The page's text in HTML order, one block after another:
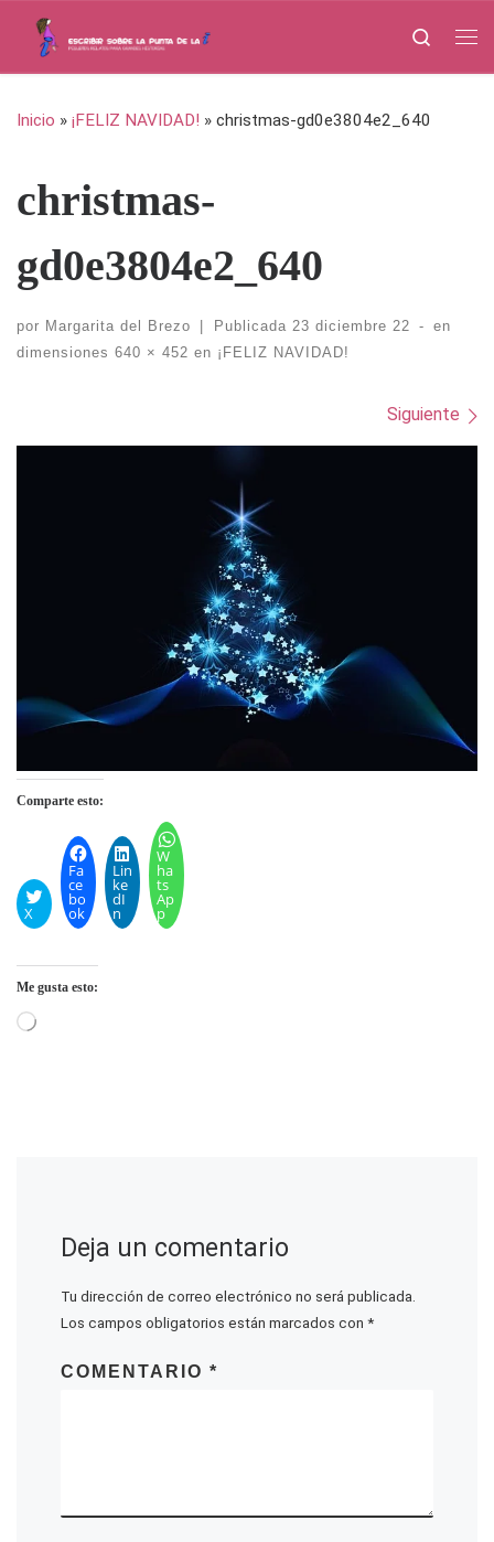
Saltar al contenido
Search
Inicio » ¡FELIZ NAVIDAD! » christmas-gd0e3804e2_640
christmas-
gd0e3804e2_640
por Margarita del Brezo Publicada 23 diciembre 22 -
en
dimensiones 640 × 452 en ¡FELIZ NAVIDAD!
Navegación de imágenesSiguiente
Comparte esto:
X
Fa
ce
bo
ok
Lin
ke
dI
n
W
ha
ts
Ap
p
Me gusta esto:
Cargando...
Deja un comentario
Tu dirección de correo electrónico no será publicada.
Los campos obligatorios están marcados con *
COMENTARIO *